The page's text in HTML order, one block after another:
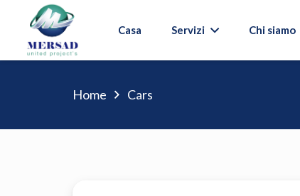
Casa Servizi Chi siamo
Home Cars